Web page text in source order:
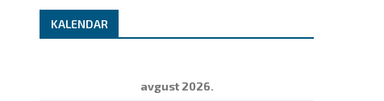
KALENDAR
avgust 2026.